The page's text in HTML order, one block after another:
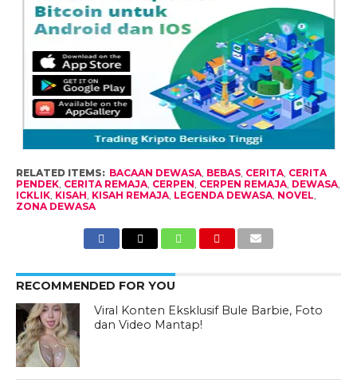
RELATED ITEMS: BACAAN DEWASA, BEBAS, CERITA, CERITA
PENDEK, CERITA REMAJA, CERPEN, CERPEN REMAJA, DEWASA,
ICKLIK, KISAH, KISAH REMAJA, LEGENDA DEWASA, NOVEL,
ZONA DEWASA
RECOMMENDED FOR YOU
Viral Konten Eksklusif Bule Barbie, Foto
dan Video Mantap!